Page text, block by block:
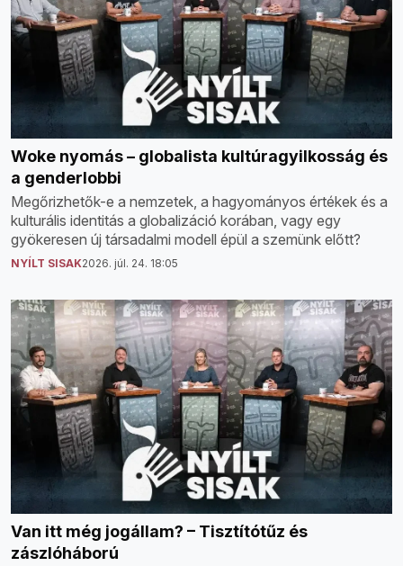
Woke nyomás – globalista kultúragyilkosság és
a genderlobbi
Megőrizhetők-e a nemzetek, a hagyományos értékek és a
kulturális identitás a globalizáció korában, vagy egy
gyökeresen új társadalmi modell épül a szemünk előtt?
NYÍLT SISAK2026. júl. 24. 18:05
Van itt még jogállam? – Tisztítótűz és
zászlóháború